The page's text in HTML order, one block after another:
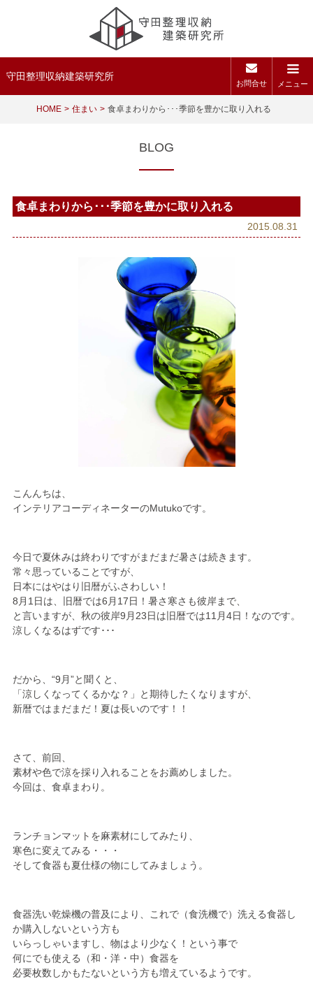
守田整理収納建築研究所
お問合せ メニュー
HOME 住まい 食卓まわりから･･･季節を豊かに取り入れる
BLOG
食卓まわりから･･･季節を豊かに取り入れる
2015.08.31
こんんちは、
インテリアコーディネーターのMutukoです。
今日で夏休みは終わりですがまだまだ暑さは続きます。
常々思っていることですが、
日本にはやはり旧暦がふさわしい！
8月1日は、旧暦では6月17日！暑さ寒さも彼岸まで、
と言いますが、秋の彼岸9月23日は旧暦では11月4日！なのです。
涼しくなるはずです･･･
だから、“9月”と聞くと、
「涼しくなってくるかな？」と期待したくなりますが、
新暦ではまだまだ！夏は長いのです！！
さて、前回、
素材や色で涼を採り入れることをお薦めしました。
今回は、食卓まわり。
ランチョンマットを麻素材にしてみたり、
寒色に変えてみる・・・
そして食器も夏仕様の物にしてみましょう。
食器洗い乾燥機の普及により、これで（食洗機で）洗える食器し
か購入しないという方も
いらっしゃいますし、物はより少なく！という事で
何にでも使える（和・洋・中）食器を
必要枚数しかもたないという方も増えているようです。